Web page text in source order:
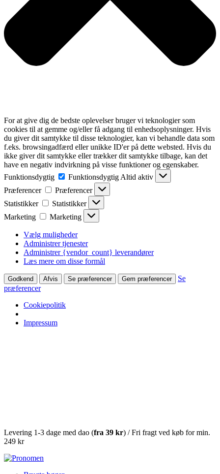
For at give dig de bedste oplevelser bruger vi teknologier som
cookies til at gemme og/eller få adgang til enhedsoplysninger. Hvis
du giver dit samtykke til disse teknologier, kan vi behandle data som
f.eks. browsingadfærd eller unikke ID'er på dette websted. Hvis du
ikke giver dit samtykke eller trækker dit samtykke tilbage, kan det
have en negativ indvirkning på visse funktioner og egenskaber.
Funktionsdygtig
Funktionsdygtig Altid aktiv
Præferencer
Præferencer
Statistikker
Statistikker
Marketing
Marketing
Vælg muligheder
Administrer tjenester
Administrer {vendor_count} leverandører
Læs mere om disse formål
Godkend Afvis Se præferencer Gem præferencer
Se
præferencer
Cookiepolitik
Impressum
Levering 1-3 dage med dao (fra 39 kr) / Fri fragt ved køb for min.
249 kr